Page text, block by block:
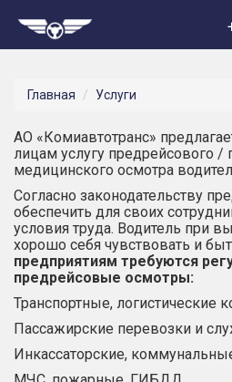
Главная Услуги
АО «Комиавтотранс»
лицам услугу предрейсового /
медицинского осмотра
Согласно законодательству
обеспечить для своих
условия труда. Водитель при
хорошо себя чувствовать и
предприятиям требуются
предрейсовые осмотры:
Транспортные, логистические
Пассажирские перевозки и
Инкассаторские,